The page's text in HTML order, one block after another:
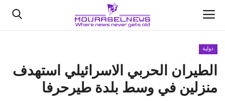
الأخبار
كتّابنا
دولية
الطيران الحربي الاسرائيلي استهدف
منزلين في وسط بلدة طيرحرفا